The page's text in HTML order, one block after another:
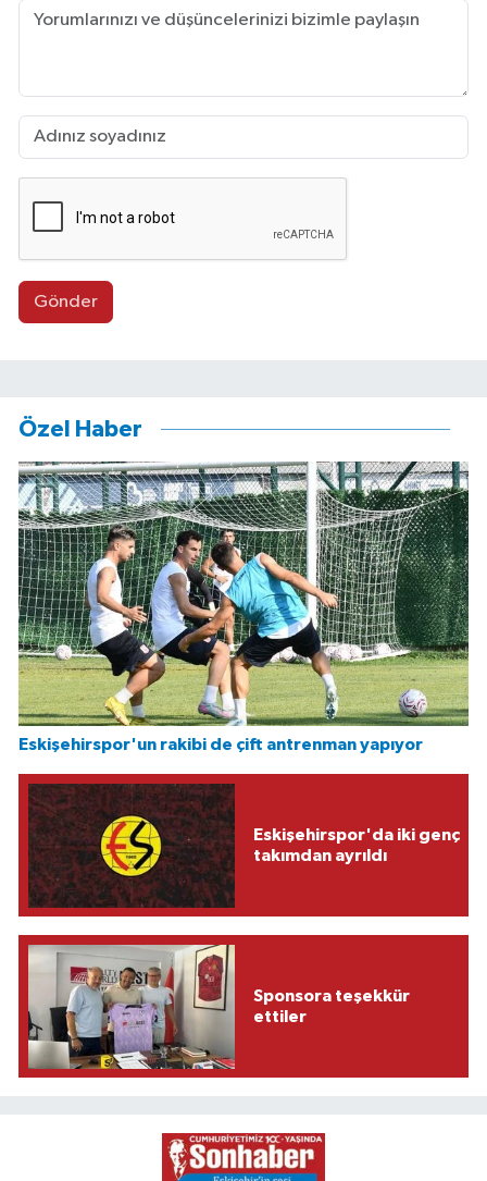
Gönder
Özel Haber
Eskişehirspor'un rakibi de çift antrenman yapıyor
Eskişehirspor'da iki genç
takımdan ayrıldı
Sponsora teşekkür
ettiler